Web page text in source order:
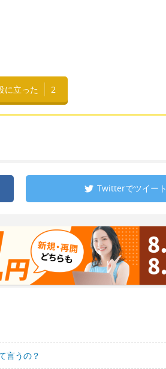
に立った 2
Twitterでツイート
言うの？